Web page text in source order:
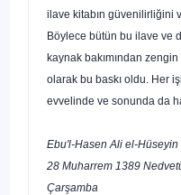
ilave kitabın güvenilirliğini
Böylece bütün bu ilave ve
kaynak bakımından
olarak bu baskı oldu. Her
evvelinde ve sonunda da
Ebu'l-Hasen Ali el-
28 Muharrem 1389
Çarşamba